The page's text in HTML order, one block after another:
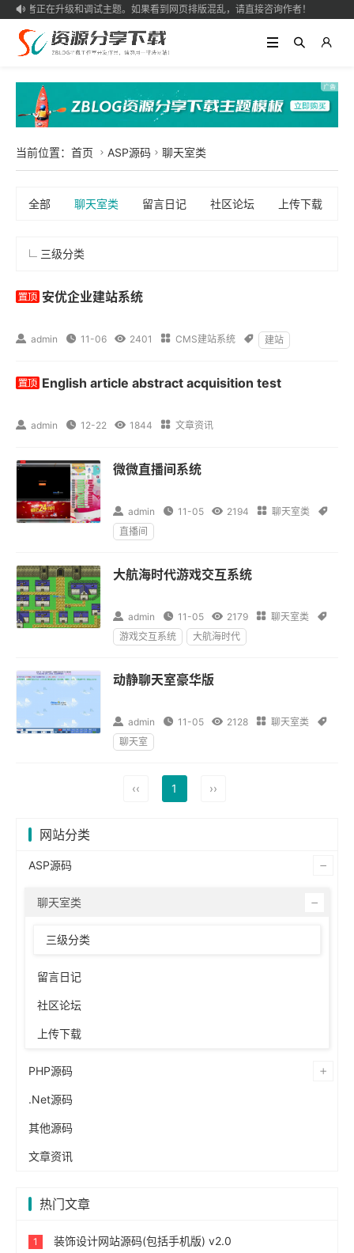

作者正在升级和调试主题。如果看到网页排版混乱，请直接咨询作者！
当前位置： 首页  ASP源码  聊天室类
全部 聊天室类 留言日记 社区论坛 上传下载
三级分类
安优企业建站系统
 admin  11-06  2401  CMS建站系统  建站
English article abstract acquisition test
 admin  12-22  1844  文章资讯
微微直播间系统
 admin  11-05  2194  聊天室类 
直播间
大航海时代游戏交互系统
 admin  11-05  2179  聊天室类 
游戏交互系统 大航海时代
动静聊天室豪华版
 admin  11-05  2128  聊天室类 
聊天室
‹‹ 1 ››
网站分类
ASP源码
聊天室类
三级分类
留言日记
社区论坛
上传下载
PHP源码
.Net源码
其他源码
文章资讯
热门文章
装饰设计网站源码(包括手机版) v2.0